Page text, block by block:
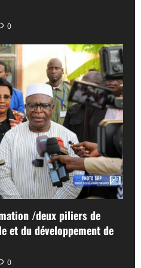
0
/deux piliers de
et du développement de
0